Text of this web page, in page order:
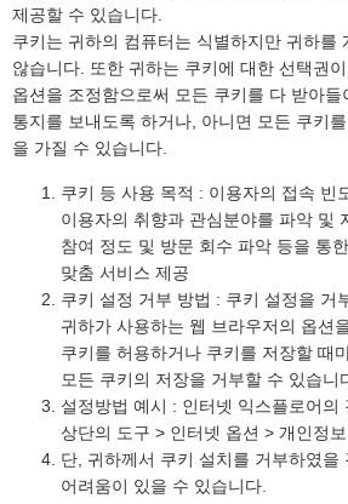
제공할 수 있습니다.
쿠키는 귀하의 컴퓨터는 식별하지만 귀하를
않습니다. 또한 귀하는 쿠키에 대한 선택권
옵션을 조정함으로써 모든 쿠키를 다 받아
통지를 보내도록 하거나, 아니면 모든 쿠키
을 가질 수 있습니다.
쿠키 등 사용 목적 : 이용자의 접속 빈
이용자의 취향과 관심분야를 파악 및
참여 정도 및 방문 회수 파악 등을 통
맞춤 서비스 제공
쿠키 설정 거부 방법 : 쿠키 설정을 거
귀하가 사용하는 웹 브라우저의 옵션
쿠키를 허용하거나 쿠키를 저장할 때
모든 쿠키의 저장을 거부할 수 있습니
설정방법 예시 : 인터넷 익스플로어
상단의 도구 > 인터넷 옵션 > 개인정보
단, 귀하께서 쿠키 설치를 거부하였을
어려움이 있을 수 있습니다.